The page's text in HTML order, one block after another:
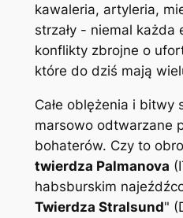
kawaleria, artyleria,
strzały - niemal każda
konflikty zbrojne o
które do dziś mają
Całe oblężenia i bitwy
marsowo odtwarzane
bohaterów. Czy to
twierdza Palmanova
habsburskim
Twierdza Stralsund"